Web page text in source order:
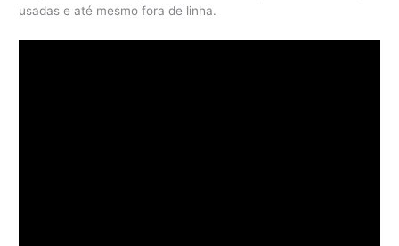
usadas e até mesmo fora de linha.